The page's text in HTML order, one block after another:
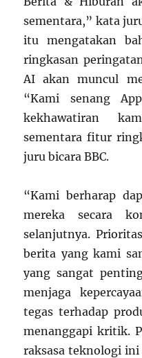
sementara,” kata
itu mengatakan
ringkasan
AI akan muncul
“Kami senang
kekhawatiran
sementara fitur
juru bicara BBC.
“Kami berharap
mereka secara
selanjutnya.
berita yang kami
yang sangat
menjaga
tegas terhadap
menanggapi kritik.
raksasa teknologi